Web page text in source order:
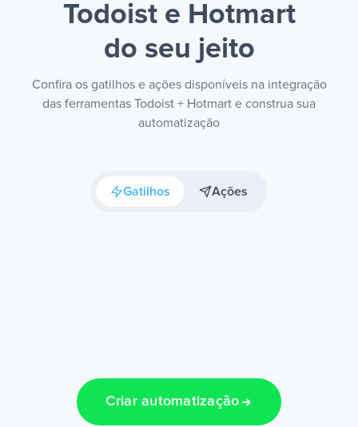
Todoist e Hotmart
do seu jeito
Confira os gatilhos e ações disponíveis na integração
das ferramentas Todoist + Hotmart e construa sua
automatização
Gatilhos Ações
Criar automatização